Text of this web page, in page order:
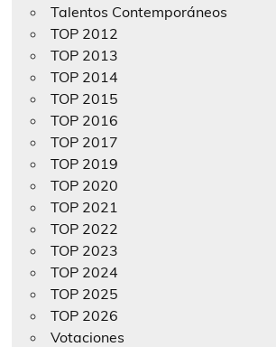
Talentos Contemporáneos
TOP 2012
TOP 2013
TOP 2014
TOP 2015
TOP 2016
TOP 2017
TOP 2019
TOP 2020
TOP 2021
TOP 2022
TOP 2023
TOP 2024
TOP 2025
TOP 2026
Votaciones